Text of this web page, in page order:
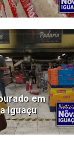
em
Iguaçu